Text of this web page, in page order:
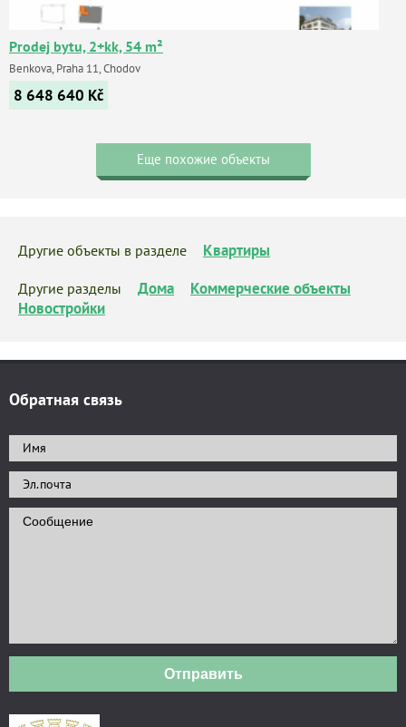
Prodej bytu, 2+kk, 54 m²
Benkova, Praha 11, Chodov
8 648 640 Kč
Еще похожие объекты
Другие объекты в разделе Квартиры
Другие разделы Дома
Коммерческие объекты
Новостройки
Обратная связь
Отправить